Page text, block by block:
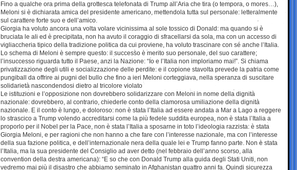
Fino a qualche ora prima della grottesca telefonata di Trump all’Aria che tira (o tempora, o mores…),
Meloni si è dichiarata amica del presidente americano, mettendola tutta sul personale: letteralmente
sul carattere forte suo e dell’amico.
Giorgia ha voluto ancora una volta volare vicinissima al sole tossico di Donald: ma quando si è
bruciata le ali ed è precipitata, non ha avuto il coraggio di sfracellarsi da sola, ma con un accesso di
vigliaccheria tipico della tradizione politica da cui proviene, ha voluto trascinare con sé anche l’Italia.
Lo schema di Meloni è sempre questo: il successo è merito suo personale, del suo carattere;
l’insuccesso riguarda tutto il Paese, anzi la Nazione: “Io e l’Italia non imploriamo mai!”. Si chiama
privatizzazione degli utili e socializzazione delle perdite: e il copione stavolta prevede la patria come
pungiball da offrire ai pugni del bullo che fino a ieri Meloni corteggiava, nella speranza di suscitare
solidarietà nascondendosi dietro al tricolore violato
Le istituzioni e l’opposizione non dovrebbero solidarizzare con Meloni in nome della dignità
nazionale: dovrebbero, al contrario, chiederle conto della clamorosa umiliazione della dignità
nazionale. E il conto è lungo, e doloroso: non è stata l’Italia ad essere andata a Mar a Lago a reggere
lo strascico a Trump volendo accreditarsi come la più fedele suddita europea, non è stata l’Italia a
proporlo per il Nobel per la Pace, non è stata l’Italia a sposarne in toto l’ideologia razzista: è stata
Giorgia Meloni, e per ragioni che non hanno a che fare con l’interesse nazionale, ma con l’interesse
della sua fazione politica, e dell’internazionale nera della quale lei e Trump fanno parte. Non è stata
l’Italia, ma la sua presidente del Consiglio ad aver detto (nel febbraio dell’anno scorso, alla
convention della destra americana): “E so che con Donald Trump alla guida degli Stati Uniti, non
vedremo mai più il disastro che abbiamo seminato in Afghanistan quattro anni fa. Quindi sicurezza